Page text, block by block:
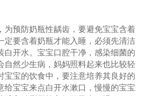
预防奶瓶性龋齿，要避免宝宝含着
定要含着奶瓶才能入睡，必须先清洁
白开水。宝宝口腔干净，感染细菌的
自然少生病，妈妈照料起来也比较轻
宝宝的饮食中，要注意培养其良好的
给宝宝来点白开水漱口，慢慢的宝宝